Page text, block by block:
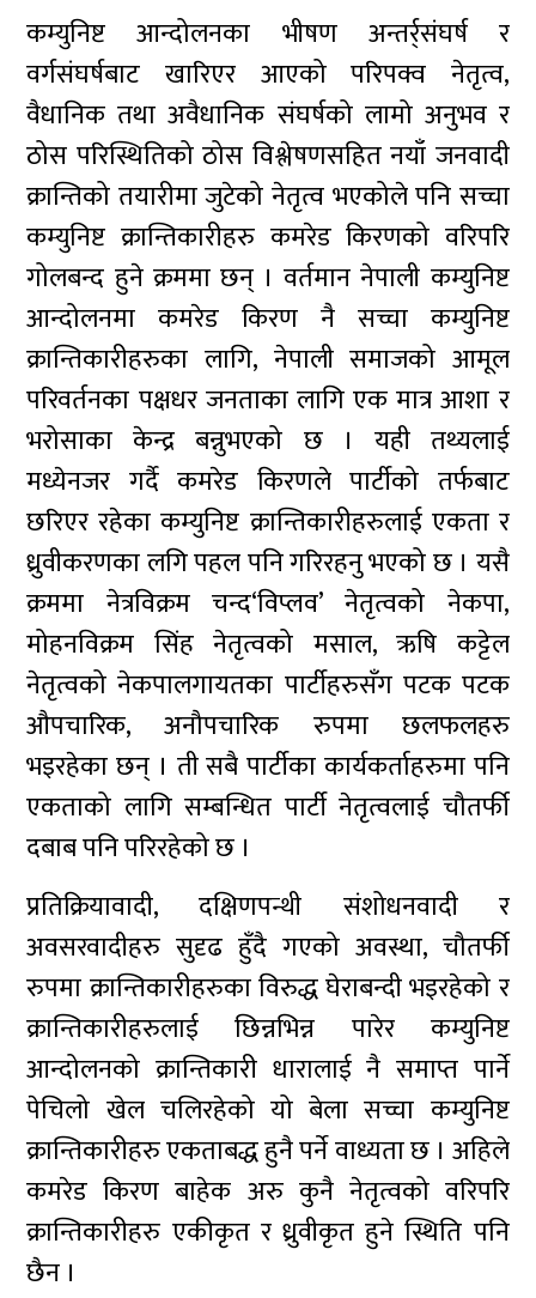
कम्युनिष्ट आन्दोलनका भीषण अन्तर्र्संघर्ष र
वर्गसंघर्षबाट खारिएर आएको परिपक्व नेतृत्व,
वैधानिक तथा अवैधानिक संघर्षको लामो अनुभव र
ठोस परिस्थितिको ठोस विश्लेषणसहित नयाँ जनवादी
क्रान्तिको तयारीमा जुटेको नेतृत्व भएकोले पनि सच्चा
कम्युनिष्ट क्रान्तिकारीहरु कमरेड किरणको वरिपरि
गोलबन्द हुने क्रममा छन् । वर्तमान नेपाली कम्युनिष्ट
आन्दोलनमा कमरेड किरण नै सच्चा कम्युनिष्ट
क्रान्तिकारीहरुका लागि, नेपाली समाजको आमूल
परिवर्तनका पक्षधर जनताका लागि एक मात्र आशा र
भरोसाका केन्द्र बन्नुभएको छ । यही तथ्यलाई
मध्येनजर गर्दै कमरेड किरणले पार्टीको तर्फबाट
छरिएर रहेका कम्युनिष्ट क्रान्तिकारीहरुलाई एकता र
ध्रुवीकरणका लगि पहल पनि गरिरहनु भएको छ । यसै
क्रममा नेत्रविक्रम चन्द‘विप्लव’ नेतृत्वको नेकपा,
मोहनविक्रम सिंह नेतृत्वको मसाल, ऋषि कट्टेल
नेतृत्वको नेकपालगायतका पार्टीहरुसँग पटक पटक
औपचारिक, अनौपचारिक रुपमा छलफलहरु
भइरहेका छन् । ती सबै पार्टीका कार्यकर्ताहरुमा पनि
एकताको लागि सम्बन्धित पार्टी नेतृत्वलाई चौतर्फी
दबाब पनि परिरहेको छ ।
प्रतिक्रियावादी, दक्षिणपन्थी संशोधनवादी र
अवसरवादीहरु सुदृढ हुँदै गएको अवस्था, चौतर्फी
रुपमा क्रान्तिकारीहरुका विरुद्ध घेराबन्दी भइरहेको र
क्रान्तिकारीहरुलाई छिन्नभिन्न पारेर कम्युनिष्ट
आन्दोलनको क्रान्तिकारी धारालाई नै समाप्त पार्ने
पेचिलो खेल चलिरहेको यो बेला सच्चा कम्युनिष्ट
क्रान्तिकारीहरु एकताबद्ध हुनै पर्ने वाध्यता छ । अहिले
कमरेड किरण बाहेक अरु कुनै नेतृत्वको वरिपरि
क्रान्तिकारीहरु एकीकृत र ध्रुवीकृत हुने स्थिति पनि
छैन ।